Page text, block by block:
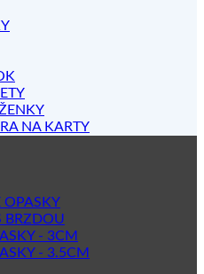
NA KARTY
OPASKY
BRZDOU
- 3CM
- 3.5CM